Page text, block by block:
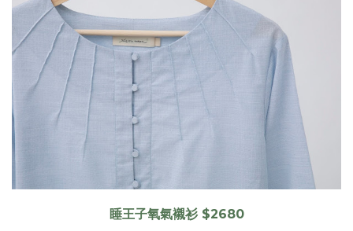
睡王子氧氣襯衫 $2680